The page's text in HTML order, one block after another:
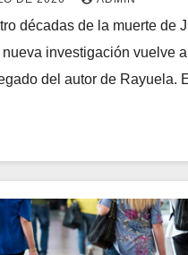
décadas de la muerte de
investigación vuelve
del autor de Rayuela.